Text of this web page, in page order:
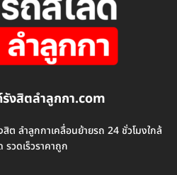
งสิตลําลูกกา.com
ต ลำลูกกาเคลื่อนย้ายรถ 24 ชั่วโมงใกล้
วดเร็วราคาถูก